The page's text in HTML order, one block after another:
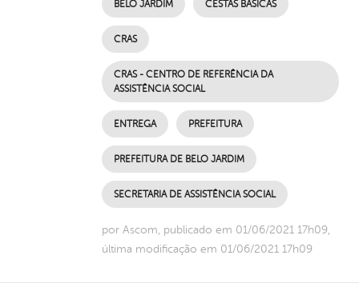
BELO JARDIM CESTAS BÁSICAS
CRAS
CRAS - CENTRO DE REFERÊNCIA DA
ASSISTÊNCIA SOCIAL
ENTREGA PREFEITURA
PREFEITURA DE BELO JARDIM
SECRETARIA DE ASSISTÊNCIA SOCIAL
por Ascom, publicado em 01/06/2021 17h09,
última modificação em 01/06/2021 17h09